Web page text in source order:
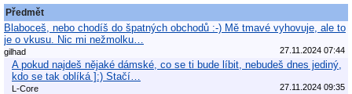
Předmět
Blaboceš, nebo chodíš do špatných obchodů :-) Mě tmavé vyhovuje, ale to
je o vkusu. Nic mi nežmolku…
gilhad 27.11.2024 07:44
A pokud najdeš nějaké dámské, co se ti bude líbit, nebudeš dnes jediný,
kdo se tak oblíká ]:) Stačí…
L-Core 27.11.2024 09:35